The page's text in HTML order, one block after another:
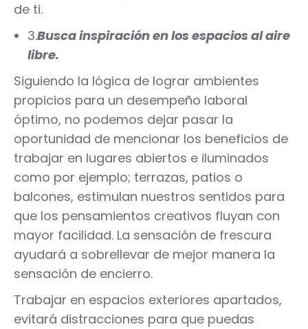
de ti.
3.Busca inspiración en los espacios al aire
libre.
Siguiendo la lógica de lograr ambientes
propicios para un desempeño laboral
óptimo, no podemos dejar pasar la
oportunidad de mencionar los beneficios de
trabajar en lugares abiertos e iluminados
como por ejemplo; terrazas, patios o
balcones, estimulan nuestros sentidos para
que los pensamientos creativos fluyan con
mayor facilidad. La sensación de frescura
ayudará a sobrellevar de mejor manera la
sensación de encierro.
Trabajar en espacios exteriores apartados,
evitará distracciones para que puedas